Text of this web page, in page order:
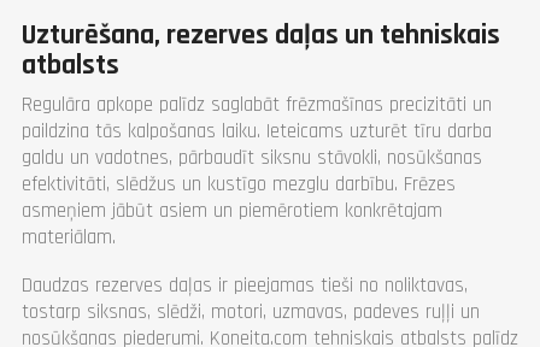
Uzturēšana, rezerves daļas un tehniskais
atbalsts
Regulāra apkope palīdz saglabāt frēzmašīnas precizitāti un
paildzina tās kalpošanas laiku. Ieteicams uzturēt tīru darba
galdu un vadotnes, pārbaudīt siksnu stāvokli, nosūkšanas
efektivitāti, slēdžus un kustīgo mezglu darbību. Frēzes
asmeņiem jābūt asiem un piemērotiem konkrētajam
materiālam.
Daudzas rezerves daļas ir pieejamas tieši no noliktavas,
tostarp siksnas, slēdži, motori, uzmavas, padeves ruļļi un
nosūkšanas piederumi. Koneita.com tehniskais atbalsts palīdz